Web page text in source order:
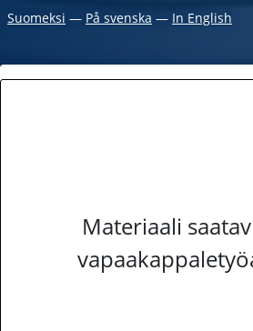
Suomeksi ― På svenska ― In English
Materiaali